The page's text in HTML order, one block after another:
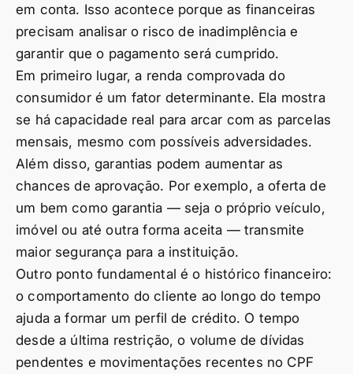
em conta. Isso acontece porque as financeiras
precisam analisar o risco de inadimplência e
garantir que o pagamento será cumprido.
Em primeiro lugar, a renda comprovada do
consumidor é um fator determinante. Ela mostra
se há capacidade real para arcar com as parcelas
mensais, mesmo com possíveis adversidades.
Além disso, garantias podem aumentar as
chances de aprovação. Por exemplo, a oferta de
um bem como garantia — seja o próprio veículo,
imóvel ou até outra forma aceita — transmite
maior segurança para a instituição.
Outro ponto fundamental é o histórico financeiro:
o comportamento do cliente ao longo do tempo
ajuda a formar um perfil de crédito. O tempo
desde a última restrição, o volume de dívidas
pendentes e movimentações recentes no CPF